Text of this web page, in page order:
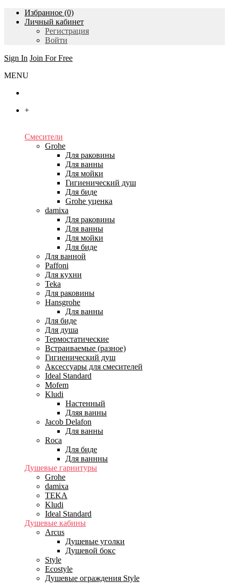
Избранное (0)
Личный кабинет
Регистрация
Войти
Sign In Join For Free
MENU
+
Смесители
Grohe
Для раковины
Для ванны
Для мойки
Гигиенический душ
Для биде
Grohe уценка
damixa
Для раковины
Для ванны
Для мойки
Для биде
Для ванной
Paffoni
Для кухни
Teka
Для раковины
Hansgrohe
Для ванны
Для биде
Для душа
Термостатические
Встраиваемые (разное)
Гигиенический душ
Аксессуары для смесителей
Ideal Standard
Mofem
Kludi
Настенный
Дляя ванны
Jacob Delafon
Для ванны
Roca
Для биде
Для ваннны
Душевые гарнитуры
Grohe
damixa
TEKA
Kludi
Ideal Standard
Душевые кабины
Arcus
Душевые уголки
Душевой бокс
Style
Ecostyle
Душевые ограждения Style